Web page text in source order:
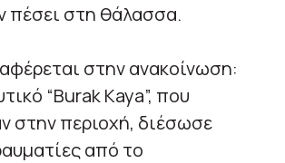
πέσει στη θάλασσα.
στην ανακοίνωση:
“Burak Kaya”, που
στην περιοχή, διέσωσε
από το